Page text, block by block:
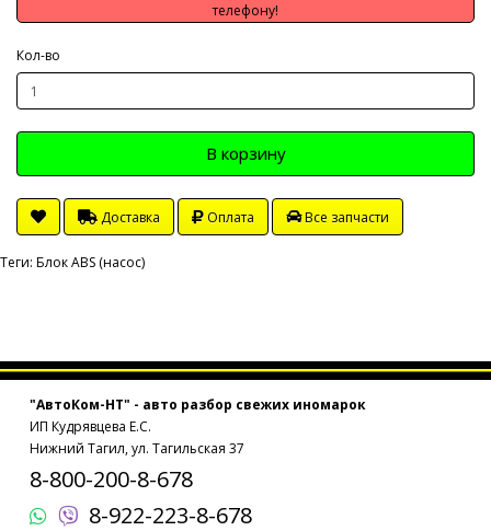
телефону!
Кол-во
В корзину
Доставка Оплата Все запчасти
Теги: Блок ABS (насос)
"АвтоКом-НТ" - авто разбор свежих иномарок
ИП Кудрявцева Е.С.
Нижний Тагил, ул. Тагильская 37
8-800-200-8-678
8-922-223-8-678